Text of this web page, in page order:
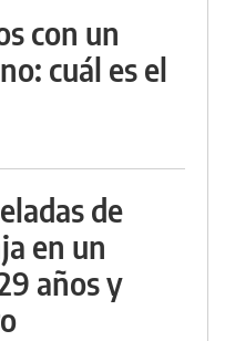
con un
cuál es el
de
en un
años y